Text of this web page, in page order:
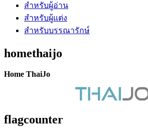
สำหรับผู้อ่าน
สำหรับผู้แต่ง
สำหรับบรรณารักษ์
homethaijo
Home ThaiJo
flagcounter